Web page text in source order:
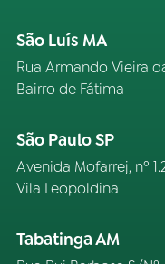
São Luís MA
Rua Armando Vieira
Bairro de Fátima
São Paulo SP
Avenida Mofarrej, nº
Vila Leopoldina
Tabatinga AM